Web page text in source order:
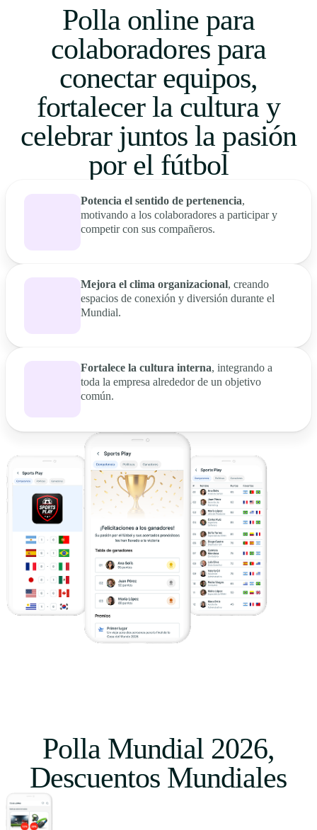
Polla online para
colaboradores para
conectar equipos,
fortalecer la cultura y
celebrar juntos la pasión
por el fútbol
Potencia el sentido de pertenencia,
motivando a los colaboradores a participar y
competir con sus compañeros.
Mejora el clima organizacional, creando
espacios de conexión y diversión durante el
Mundial.
Fortalece la cultura interna, integrando a
toda la empresa alrededor de un objetivo
común.
Polla Mundial 2026,
Descuentos Mundiales